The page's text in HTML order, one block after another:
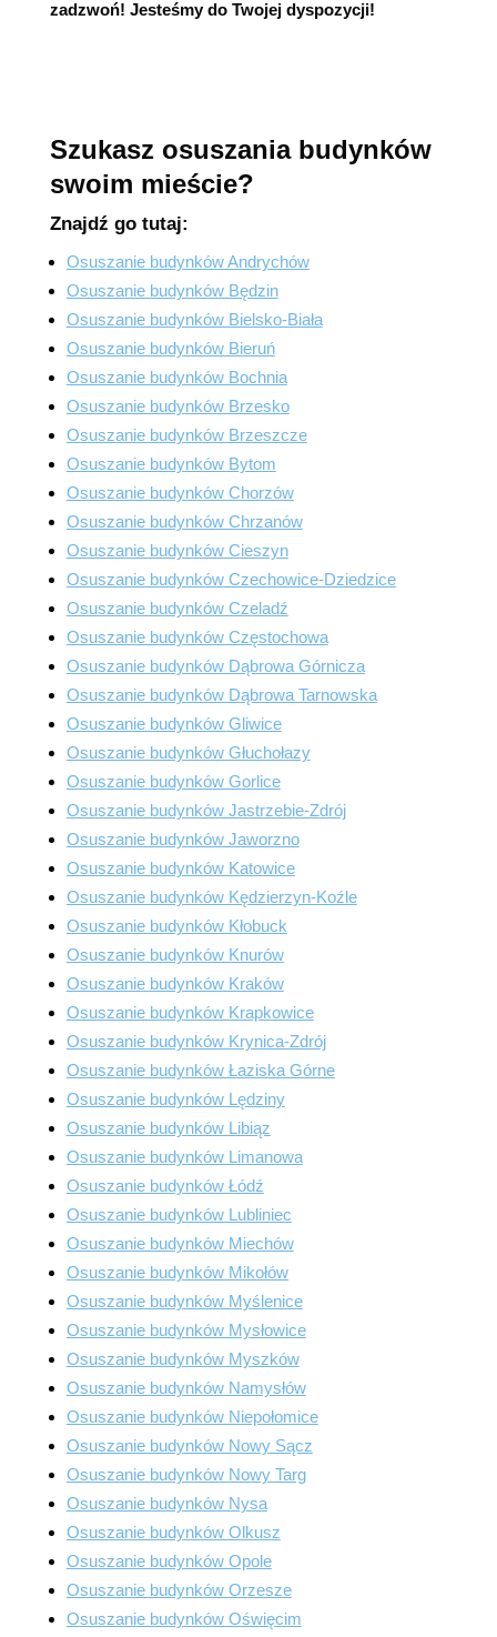
zadzwoń! Jesteśmy do Twojej dyspozycji!
Szukasz osuszania budynków
swoim mieście?
Znajdź go tutaj:
Osuszanie budynków Andrychów
Osuszanie budynków Będzin
Osuszanie budynków Bielsko-Biała
Osuszanie budynków Bieruń
Osuszanie budynków Bochnia
Osuszanie budynków Brzesko
Osuszanie budynków Brzeszcze
Osuszanie budynków Bytom
Osuszanie budynków Chorzów
Osuszanie budynków Chrzanów
Osuszanie budynków Cieszyn
Osuszanie budynków Czechowice-Dziedzice
Osuszanie budynków Czeladź
Osuszanie budynków Częstochowa
Osuszanie budynków Dąbrowa Górnicza
Osuszanie budynków Dąbrowa Tarnowska
Osuszanie budynków Gliwice
Osuszanie budynków Głuchołazy
Osuszanie budynków Gorlice
Osuszanie budynków Jastrzebie-Zdrój
Osuszanie budynków Jaworzno
Osuszanie budynków Katowice
Osuszanie budynków Kędzierzyn-Koźle
Osuszanie budynków Kłobuck
Osuszanie budynków Knurów
Osuszanie budynków Kraków
Osuszanie budynków Krapkowice
Osuszanie budynków Krynica-Zdrój
Osuszanie budynków Łaziska Górne
Osuszanie budynków Lędziny
Osuszanie budynków Libiąz
Osuszanie budynków Limanowa
Osuszanie budynków Łódź
Osuszanie budynków Lubliniec
Osuszanie budynków Miechów
Osuszanie budynków Mikołów
Osuszanie budynków Myślenice
Osuszanie budynków Mysłowice
Osuszanie budynków Myszków
Osuszanie budynków Namysłów
Osuszanie budynków Niepołomice
Osuszanie budynków Nowy Sącz
Osuszanie budynków Nowy Targ
Osuszanie budynków Nysa
Osuszanie budynków Olkusz
Osuszanie budynków Opole
Osuszanie budynków Orzesze
Osuszanie budynków Oświęcim